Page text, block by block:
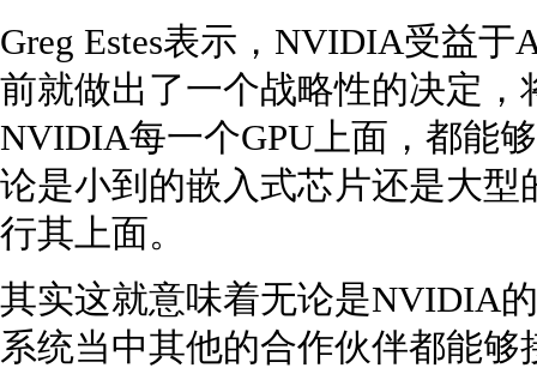
Greg Estes表示，NVIDIA受益
前就做出了一个战略性的决定
NVIDIA每一个GPU上面，都能
论是小到的嵌入式芯片还是大
行其上面。
其实这就意味着无论是NVIDIA
系统当中其他的合作伙伴都能